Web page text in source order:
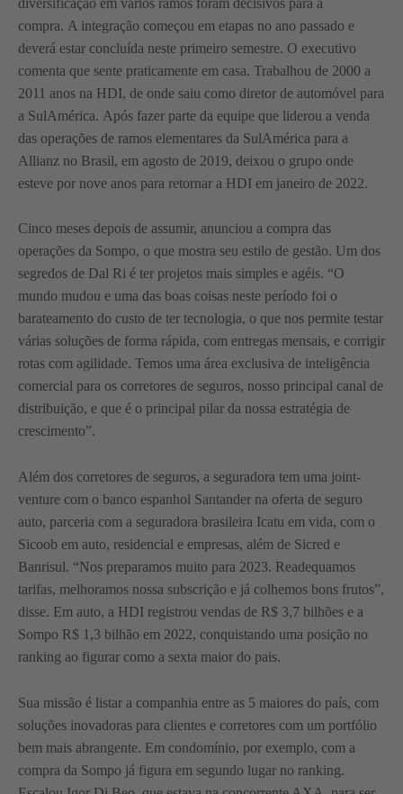
compra. A integração começou em etapas no ano passado e
deverá estar concluída neste primeiro semestre. O executivo
comenta que sente praticamente em casa. Trabalhou de 2000 a
2011 anos na HDI, de onde saiu como diretor de automóvel para
a SulAmérica. Após fazer parte da equipe que liderou a venda
das operações de ramos elementares da SulAmérica para a
Allianz no Brasil, em agosto de 2019, deixou o grupo onde
esteve por nove anos para retornar a HDI em janeiro de 2022.
Cinco meses depois de assumir, anunciou a compra das
operações da Sompo, o que mostra seu estilo de gestão. Um dos
segredos de Dal Ri é ter projetos mais simples e agéis. “O
mundo mudou e uma das boas coisas neste período foi o
barateamento do custo de ter tecnologia, o que nos permite testar
várias soluções de forma rápida, com entregas mensais, e corrigir
rotas com agilidade. Temos uma área exclusiva de inteligência
comercial para os corretores de seguros, nosso principal canal de
distribuição, e que é o principal pilar da nossa estratégia de
crescimento”.
Além dos corretores de seguros, a seguradora tem uma joint-
venture com o banco espanhol Santander na oferta de seguro
auto, parceria com a seguradora brasileira Icatu em vida, com o
Sicoob em auto, residencial e empresas, além de Sicred e
Banrisul. “Nos preparamos muito para 2023. Readequamos
tarifas, melhoramos nossa subscrição e já colhemos bons frutos”,
disse. Em auto, a HDI registrou vendas de R$ 3,7 bilhões e a
Sompo R$ 1,3 bilhão em 2022, conquistando uma posição no
ranking ao figurar como a sexta maior do pais.
Sua missão é listar a companhia entre as 5 maiores do país, com
soluções inovadoras para clientes e corretores com um portfólio
bem mais abrangente. Em condomínio, por exemplo, com a
compra da Sompo já figura em segundo lugar no ranking.